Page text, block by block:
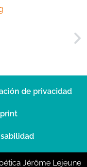
de privacidad
Jérôme Lejeune